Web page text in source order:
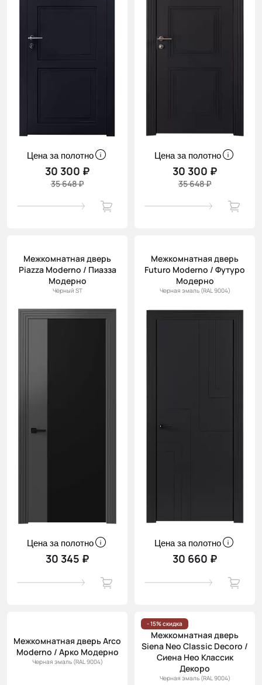
Цена за полотно
30 300 ₽
35 648 ₽
Цена за полотно
30 300 ₽
35 648 ₽
Межкомнатная дверь
Piazza Moderno / Пиазза
Модерно
Чёрный ST
Цена за полотно
30 345 ₽
Межкомнатная дверь
Futuro Moderno / Футуро
Модерно
Черная эмаль (RAL 9004)
Цена за полотно
30 660 ₽
Межкомнатная дверь Arco
Moderno / Арко Модерно
Черная эмаль (RAL 9004)
- 15% скидка
Межкомнатная дверь
Siena Neo Classic Decoro /
Сиена Нео Классик
Декоро
Черная эмаль (RAL 9004)